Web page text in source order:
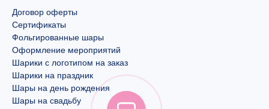
Договор оферты
Сертификаты
Фольгированные шары
Оформление мероприятий
Шарики с логотипом на заказ
Шарики на праздник
Шары на день рождения
Шары на свадьбу